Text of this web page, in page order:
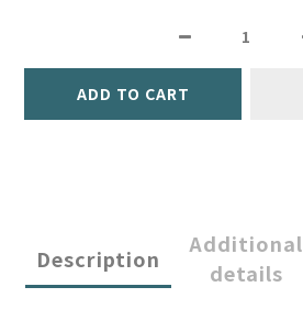
ADD TO CART
Description
Additional
details